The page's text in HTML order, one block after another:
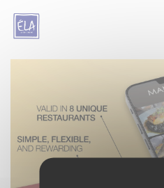
Cookies beheer paneel